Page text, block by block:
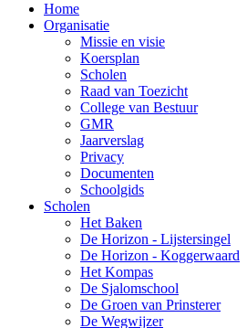
Home
Organisatie
Missie en visie
Koersplan
Scholen
Raad van Toezicht
College van Bestuur
GMR
Jaarverslag
Privacy
Documenten
Schoolgids
Scholen
Het Baken
De Horizon - Lijstersingel
De Horizon - Koggerwaard
Het Kompas
De Sjalomschool
De Groen van Prinsterer
De Wegwijzer